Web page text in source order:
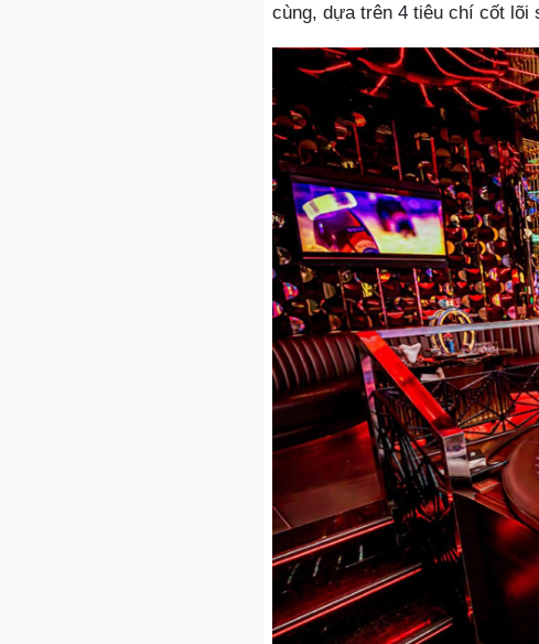
cùng, dựa trên 4 tiêu chí cốt lõi